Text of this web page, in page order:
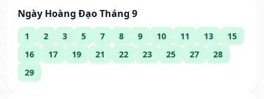
Ngày Hoàng Đạo Tháng 9
1 2 3 5 7 8 9 10 11 13
15
16
17 19 21 22 23 25 27
28
29